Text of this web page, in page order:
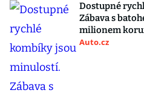
Dostupné
Zábava s
milionem
Auto.cz